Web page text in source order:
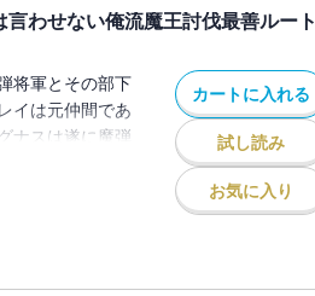
わせない俺流魔王討伐最善ルート
将軍とその部下
イは元仲間であ
ナスは遂に魔弾
の戦果を上げ
カートに入れる
試し読み
お気に入り